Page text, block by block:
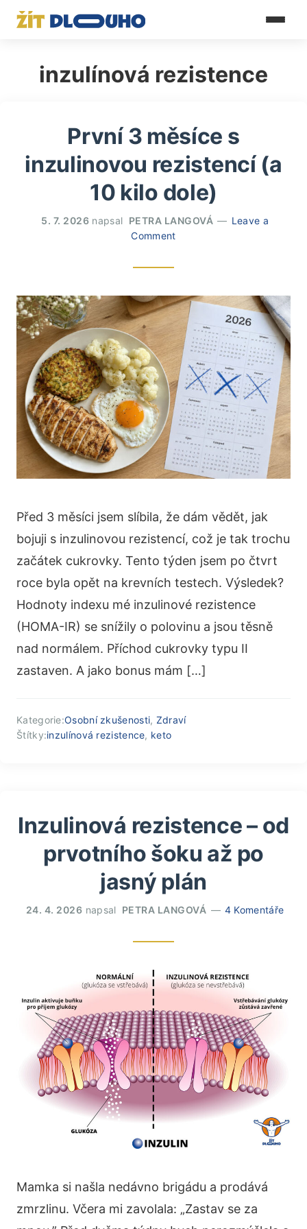
inzulínová rezistence
První 3 měsíce s
inzulinovou rezistencí (a
10 kilo dole)
5. 7. 2026 napsal PETRA LANGOVÁ
Leave a
Comment
Před 3 měsíci jsem slíbila, že dám vědět, jak
bojuji s inzulinovou rezistencí, což je tak trochu
začátek cukrovky. Tento týden jsem po čtvrt
roce byla opět na krevních testech. Výsledek?
Hodnoty indexu mé inzulinové rezistence
(HOMA-IR) se snížily o polovinu a jsou těsně
nad normálem. Příchod cukrovky typu II
zastaven. A jako bonus mám […]
Kategorie:Osobní zkušenosti, Zdraví
Štítky:inzulínová rezistence, keto
Inzulinová rezistence – od
prvotního šoku až po
jasný plán
24. 4. 2026 napsal PETRA LANGOVÁ 4 Komentáře
Mamka si našla nedávno brigádu a prodává
zmrzlinu. Včera mi zavolala: „Zastav se za